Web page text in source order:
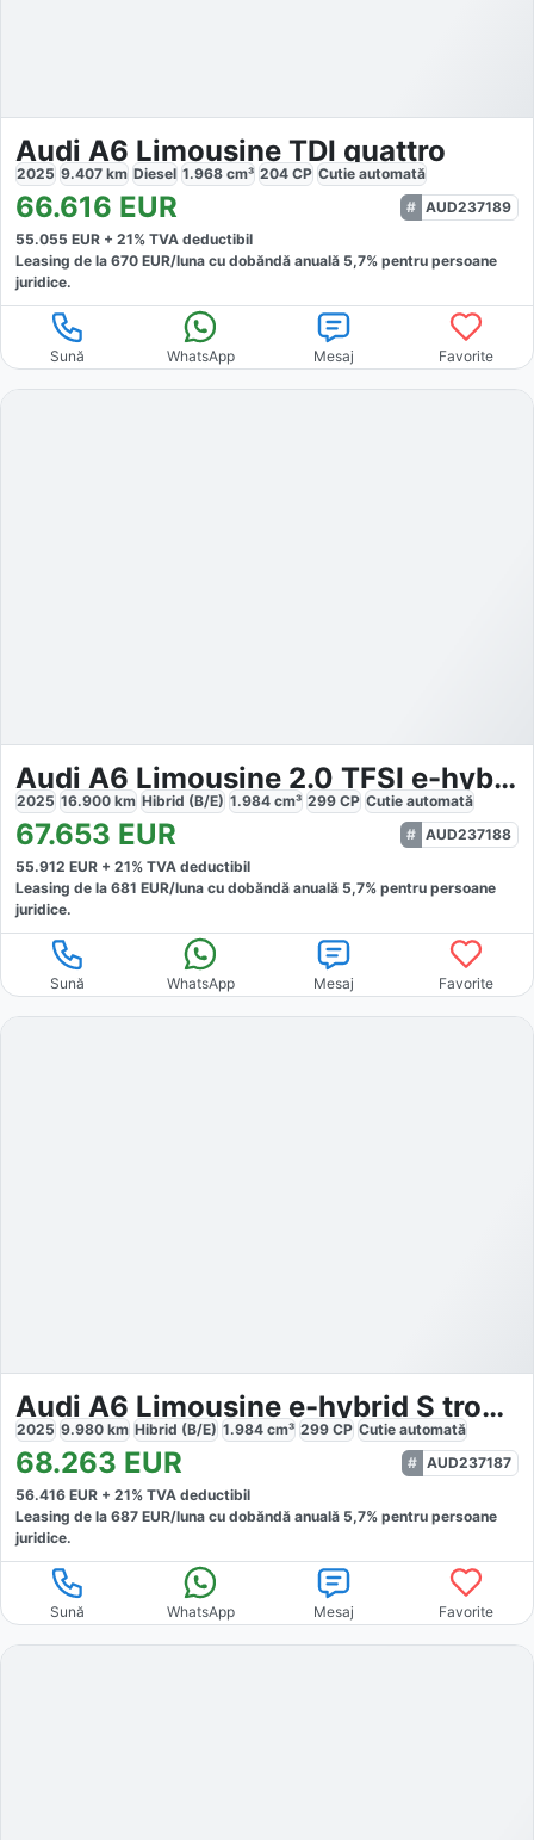
Audi A6 Limousine TDI quattro
2025 9.407 km Diesel 1.968 cm³ 204 CP Cutie automată
66.616 EUR
AUD237189
55.055 EUR + 21% TVA deductibil
Leasing de la 670 EUR/luna cu dobăndă anuală 5,7% pentru persoane
juridice.
Sună WhatsApp Mesaj Favorite
Audi A6 Limousine 2.0 TFSI e-hybrid S-tronic edition
2025 16.900 km Hibrid (B/E) 1.984 cm³ 299 CP Cutie automată
67.653 EUR
AUD237188
55.912 EUR + 21% TVA deductibil
Leasing de la 681 EUR/luna cu dobăndă anuală 5,7% pentru persoane
juridice.
Sună WhatsApp Mesaj Favorite
Audi A6 Limousine e-hybrid S tronic
2025 9.980 km Hibrid (B/E) 1.984 cm³ 299 CP Cutie automată
68.263 EUR
AUD237187
56.416 EUR + 21% TVA deductibil
Leasing de la 687 EUR/luna cu dobăndă anuală 5,7% pentru persoane
juridice.
Sună WhatsApp Mesaj Favorite